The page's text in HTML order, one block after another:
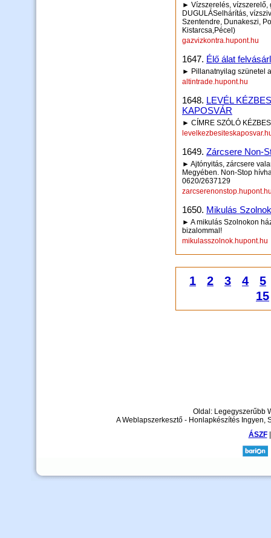
► Vízszerelés, vízszerelő,
DUGULÁSelhárítás,
Szentendre, Dunakeszi,
Kistarcsa,Pécel)
gazvizkontra.hupont.hu
1647. Élő álat
► Pillanatnyilag szünetel
altintrade.hupont.hu
1648. LEVÉL
KAPOSVÁR
► CÍMRE SZÓLÓ
1649. Zárcsere Non-
► Ajtónyitás, zárcsere
Megyében. Non-Stop
0620/2637129
1650. Mikulás Szolnok
► A mikulás Szolnokon
bizalommal!
mikulasszolnok.hupont.hu
1 2 3 4
5
15
Oldal: Legegyszerűbb
A Weblapszerkesztő - Honlapkészítés Ingyen,
ÁSZF